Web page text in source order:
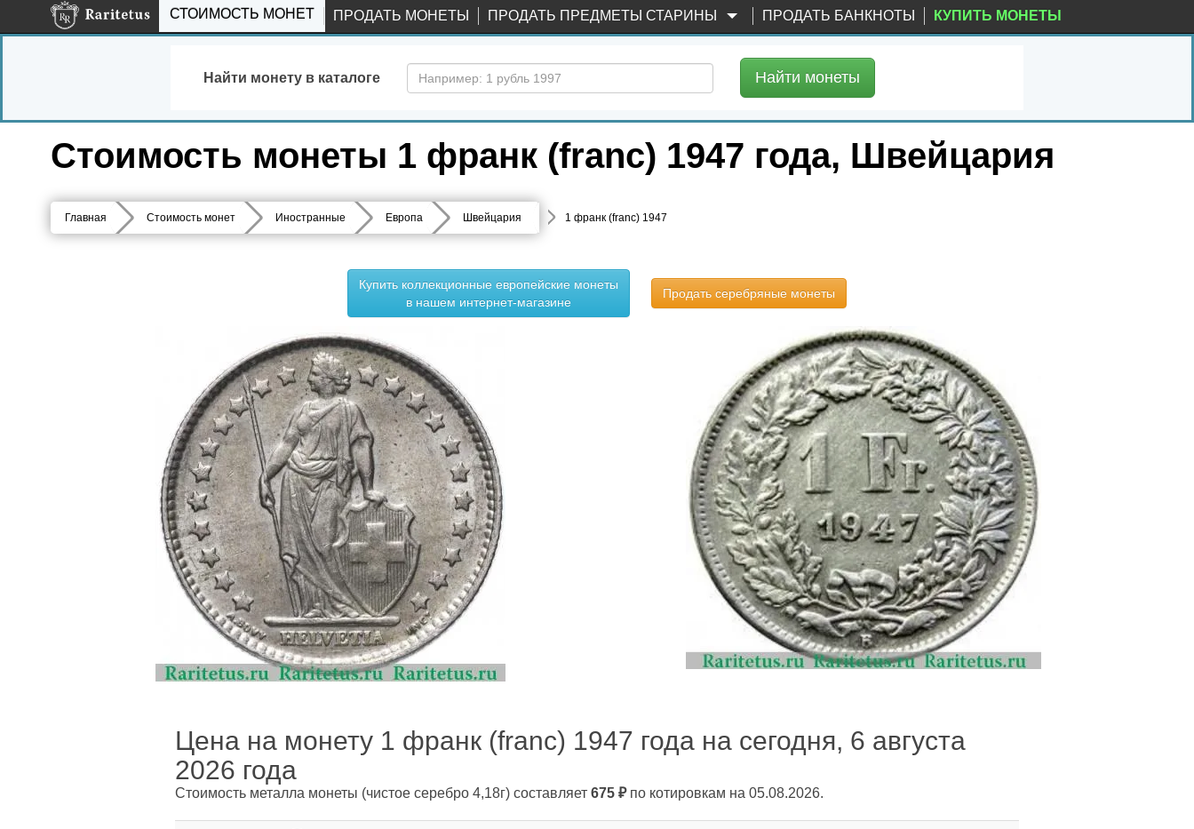
СТОИМОСТЬ МОНЕТ ПРОДАТЬ МОНЕТЫ ПРОДАТЬ ПРЕДМЕТЫ СТАРИНЫ ПРОДАТЬ БАНКНОТЫ КУПИТЬ МОНЕТЫ
Найти монету в каталоге Найти монеты
Стоимость монеты 1 франк (franc) 1947 года, Швейцария
Главная Стоимость монет Иностранные Европа Швейцария 1 франк (franc) 1947
Купить коллекционные европейские монеты
в нашем интернет-магазине
Продать серебряные монеты
Цена на монету 1 франк (franc) 1947 года на сегодня, 6 августа
2026 года
Стоимость металла монеты (чистое серебро 4,18г) составляет 675 ₽по котировкам на 05.08.2026.